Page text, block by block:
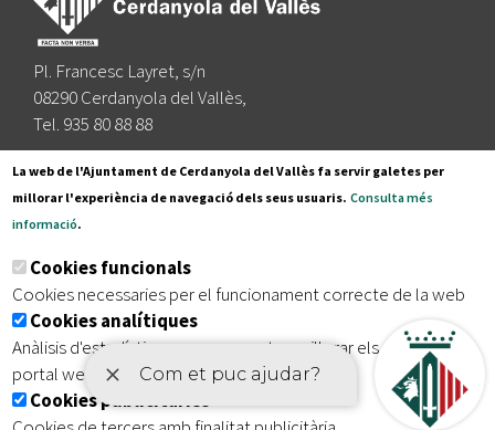
Pl. Francesc Layret, s/n
08290 Cerdanyola del Vallès,
Tel. 935 80 88 88
Segueix-nos a:
Subscriu-te al nostre butlletí
Inici | Avís legal | Protecció de dades Mapa del lloc
| Accessibilitat
La web de l'Ajuntament de Cerdanyola del Vallès fa servir galetes per
millorar l'experiència de navegació dels seus usuaris. Consulta més
informació.
Cookies funcionals
Cookies necessaries per el funcionament correcte de la web
Cookies analítiques
Anàlisis d'estadístiques que permeten millorar els serveis del
portal web
Cookies publicitàries